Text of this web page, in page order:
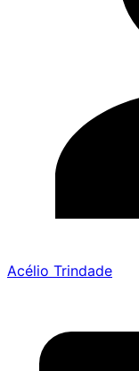
Acélio Trindade